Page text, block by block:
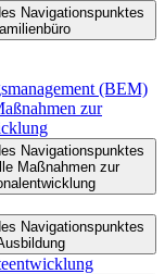
Navigationspunktes
(BEM)
zur
Navigationspunktes
Maßnahmen zur
Navigationspunktes